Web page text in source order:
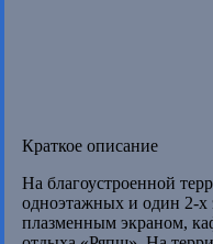
Краткое описание
На благоустроенной
одноэтажных и один 2-х
плазменным экраном,